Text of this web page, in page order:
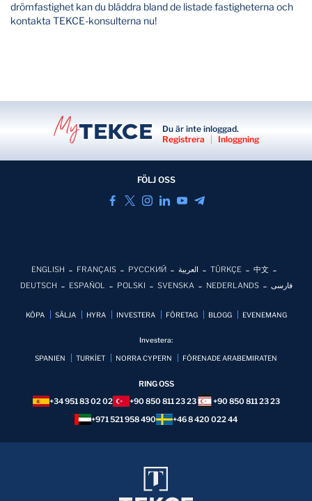
drömfastighet kan du bläddra bland de listade fastigheterna och
kontakta TEKCE-konsulterna nu!
Du är inte inloggad.
Registrera
Inloggning
FÖLJ OSS
ENGLISH FRANÇAIS РУССКИЙ العربية TÜRKÇE
中文
DEUTSCH
ESPAÑOL POLSKI SVENSKA NEDERLANDS فارسی
KÖPA SÄLJA HYRA INVESTERA FÖRETAG BLOGG EVENEMANG
Investera:
SPANIEN TURKİET NORRA CYPERN FÖRENADE ARABEMIRATEN
RING OSS
+34 951 83 02 02
+90 850 811 23 23
+90 850 811 23 23
+971 521 958 490
+46 8 420 022 44